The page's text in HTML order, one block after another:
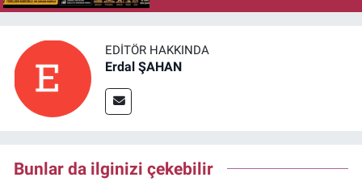
EDITÖR HAKKINDA
Erdal ŞAHAN
Bunlar da ilginizi çekebilir